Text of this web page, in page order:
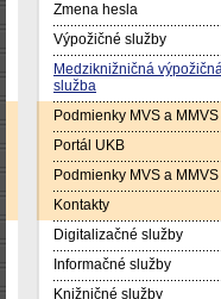
Zmena hesla
Výpožičné služby
Medziknižničná
služba
Podmienky MVS a MMVS
Portál UKB
Podmienky MVS a MMVS
Kontakty
Digitalizačné služby
Informačné služby
Knižničné služby